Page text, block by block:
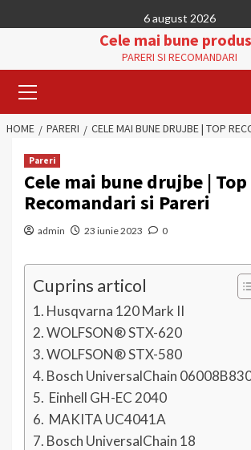
to
6 august 2026
Cele mai bune
PARERI SI RECOMANDARI
Menu
HOME PARERI CELE MAI BUNE DRUJBE | TOP
Pareri
Cele mai bune drujbe | Top
Recomandari si Pareri
admin 23 iunie 2023 0
Cuprins articol
Husqvarna 120 Mark II
WOLFSON® STX-620
WOLFSON® STX-580
Bosch UniversalChain
Einhell GH-EC 2040
MAKITA UC4041A
Bosch UniversalChain 18